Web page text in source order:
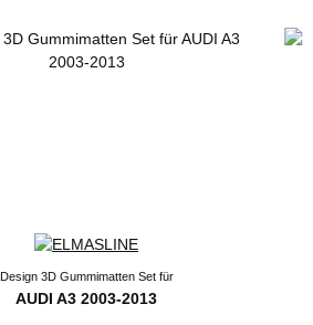
Design 3D Gummimatten Set für
AUDI A3 2003-2013